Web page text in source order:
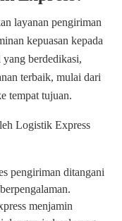
layanan pengiriman
kepuasan kepada
berdedikasi,
terbaik, mulai dari
tempat tujuan.
Logistik Express
pengiriman ditangani
menjamin